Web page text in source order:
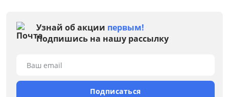
Узнай об акции первым!
Подпишись на нашу рассылку
Ваш email
Подписаться